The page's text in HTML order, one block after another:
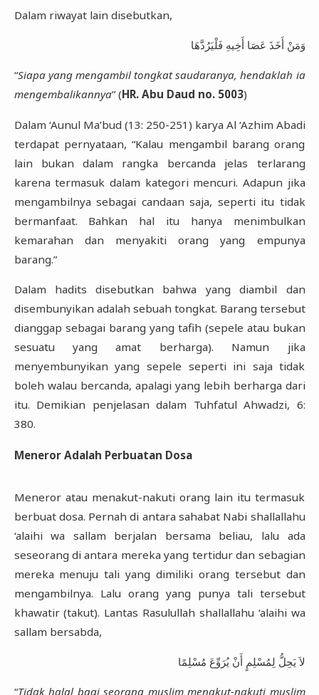
Dalam riwayat lain disebutkan,
وَمَنْ أَخَذَ عَصَا أَخِيهِ فَلْيَرُدَّهَا
“Siapa yang mengambil tongkat saudaranya, hendaklah ia
mengembalikannya” (HR. Abu Daud no. 5003)
Dalam ‘Aunul Ma’bud (13: 250-251) karya Al ‘Azhim Abadi
terdapat pernyataan, “Kalau mengambil barang orang
lain bukan dalam rangka bercanda jelas terlarang
karena termasuk dalam kategori mencuri. Adapun jika
mengambilnya sebagai candaan saja, seperti itu tidak
bermanfaat. Bahkan hal itu hanya menimbulkan
kemarahan dan menyakiti orang yang empunya
barang.”
Dalam hadits disebutkan bahwa yang diambil dan
disembunyikan adalah sebuah tongkat. Barang tersebut
dianggap sebagai barang yang tafih (sepele atau bukan
sesuatu yang amat berharga). Namun jika
menyembunyikan yang sepele seperti ini saja tidak
boleh walau bercanda, apalagi yang lebih berharga dari
itu. Demikian penjelasan dalam Tuhfatul Ahwadzi, 6:
380.
Meneror Adalah Perbuatan Dosa
Meneror atau menakut-nakuti orang lain itu termasuk
berbuat dosa. Pernah di antara sahabat Nabi shallallahu
‘alaihi wa sallam berjalan bersama beliau, lalu ada
seseorang di antara mereka yang tertidur dan sebagian
mereka menuju tali yang dimiliki orang tersebut dan
mengambilnya. Lalu orang yang punya tali tersebut
khawatir (takut). Lantas Rasulullah shallallahu ‘alaihi wa
sallam bersabda,
لاَ يَحِلُّ لِمُسْلِمٍ أَنْ يُرَوِّعَ مُسْلِمًا
“Tidak halal bagi seorang muslim menakut-nakuti muslim